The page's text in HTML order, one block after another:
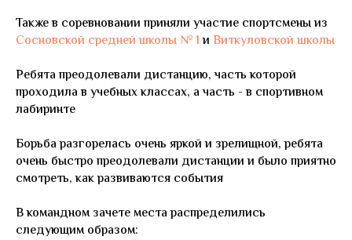
Также в соревновании приняли участие спортсмены из
Сосновской средней школы № 1и Виткуловской школы
Ребята преодолевали дистанцию, часть которой
проходила в учебных классах, а часть - в спортивном
лабиринте
Борьба разгорелась очень яркой и зрелищной, ребята
очень быстро преодолевали дистанции и было приятно
смотреть, как развиваются события
В командном зачете места распределились
следующим образом: